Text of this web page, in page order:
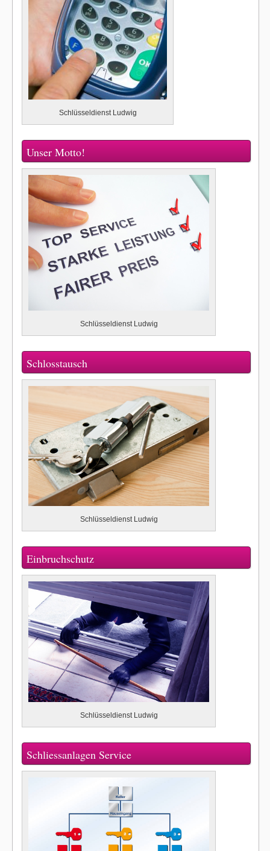
Schlüsseldienst Ludwig
Unser Motto!
Schlüsseldienst Ludwig
Schlosstausch
Schlüsseldienst Ludwig
Einbruchschutz
Schlüsseldienst Ludwig
Schliessanlagen Service